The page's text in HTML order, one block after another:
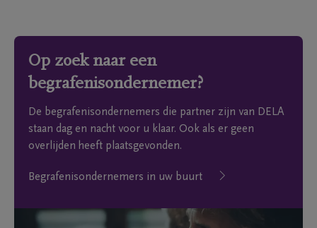
Op zoek naar een
begrafenisondernemer?
De begrafenisondernemers die partner zijn van DELA
staan dag en nacht voor u klaar. Ook als er geen
overlijden heeft plaatsgevonden.
Begrafenisondernemers in uw buurt